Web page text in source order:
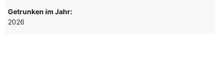
Getrunken im Jahr:
2026